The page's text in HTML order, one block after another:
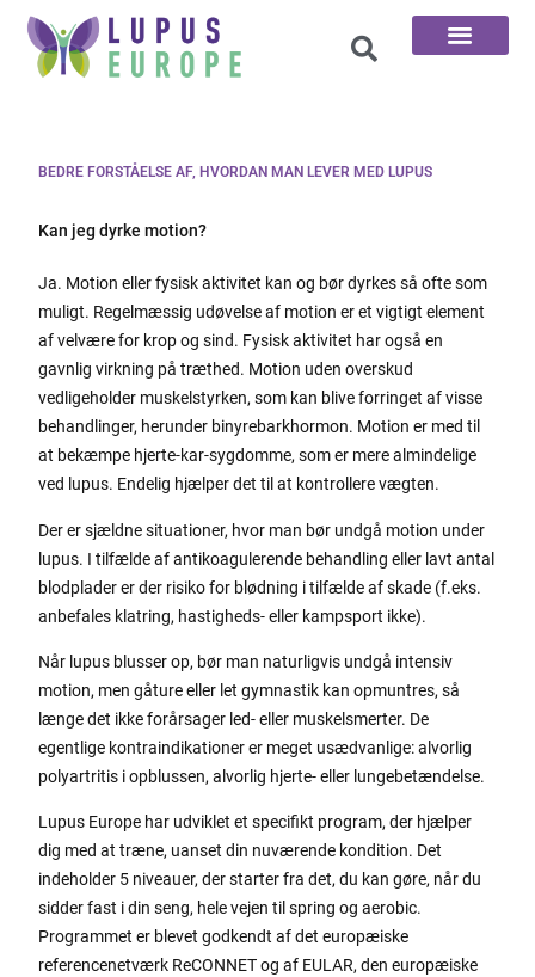
BEDRE FORSTÅELSE AF, HVORDAN MAN LEVER MED LUPUS
Kan jeg dyrke motion?
Ja. Motion eller fysisk aktivitet kan og bør dyrkes så ofte som
muligt. Regelmæssig udøvelse af motion er et vigtigt element
af velvære for krop og sind. Fysisk aktivitet har også en
gavnlig virkning på træthed. Motion uden overskud
vedligeholder muskelstyrken, som kan blive forringet af visse
behandlinger, herunder binyrebarkhormon. Motion er med til
at bekæmpe hjerte-kar-sygdomme, som er mere almindelige
ved lupus. Endelig hjælper det til at kontrollere vægten.
Der er sjældne situationer, hvor man bør undgå motion under
lupus. I tilfælde af antikoagulerende behandling eller lavt antal
blodplader er der risiko for blødning i tilfælde af skade (f.eks.
anbefales klatring, hastigheds- eller kampsport ikke).
Når lupus blusser op, bør man naturligvis undgå intensiv
motion, men gåture eller let gymnastik kan opmuntres, så
længe det ikke forårsager led- eller muskelsmerter. De
egentlige kontraindikationer er meget usædvanlige: alvorlig
polyartritis i opblussen, alvorlig hjerte- eller lungebetændelse.
Lupus Europe har udviklet et specifikt program, der hjælper
dig med at træne, uanset din nuværende kondition. Det
indeholder 5 niveauer, der starter fra det, du kan gøre, når du
sidder fast i din seng, hele vejen til spring og aerobic.
Programmet er blevet godkendt af det europæiske
referencenetværk ReCONNET og af EULAR, den europæiske